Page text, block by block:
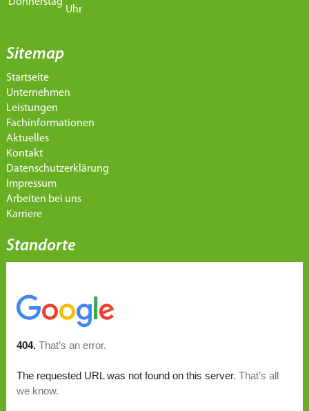
Uhr
Sitemap
Startseite
Unternehmen
Leistungen
Fachinformationen
Aktuelles
Kontakt
Datenschutzerklärung
Impressum
Arbeiten bei uns
Karriere
Standorte